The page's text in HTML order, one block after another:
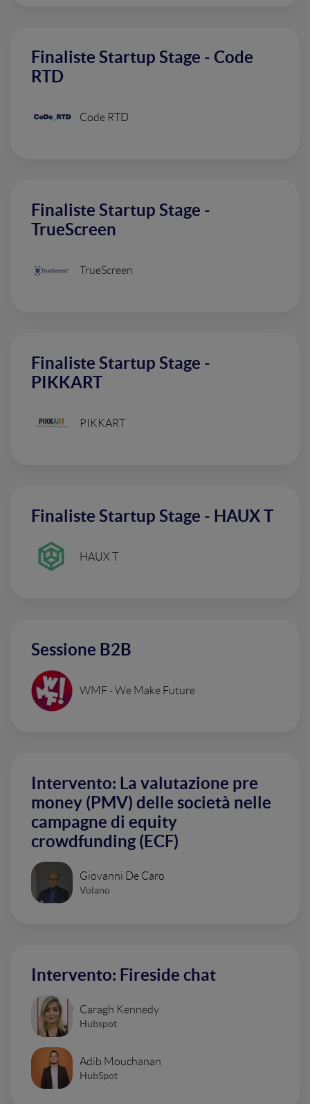
Finaliste Startup Stage - Code
RTD
Code RTD
Finaliste Startup Stage -
TrueScreen
TrueScreen
Finaliste Startup Stage -
PIKKART
PIKKART
Finaliste Startup Stage - HAUX T
HAUX T
Sessione B2B
WMF - We Make Future
Intervento: La valutazione pre
money (PMV) delle società nelle
campagne di equity
crowdfunding (ECF)
Giovanni De Caro
Volano
Intervento: Fireside chat
Caragh Kennedy
Hubspot
Adib Mouchanan
HubSpot